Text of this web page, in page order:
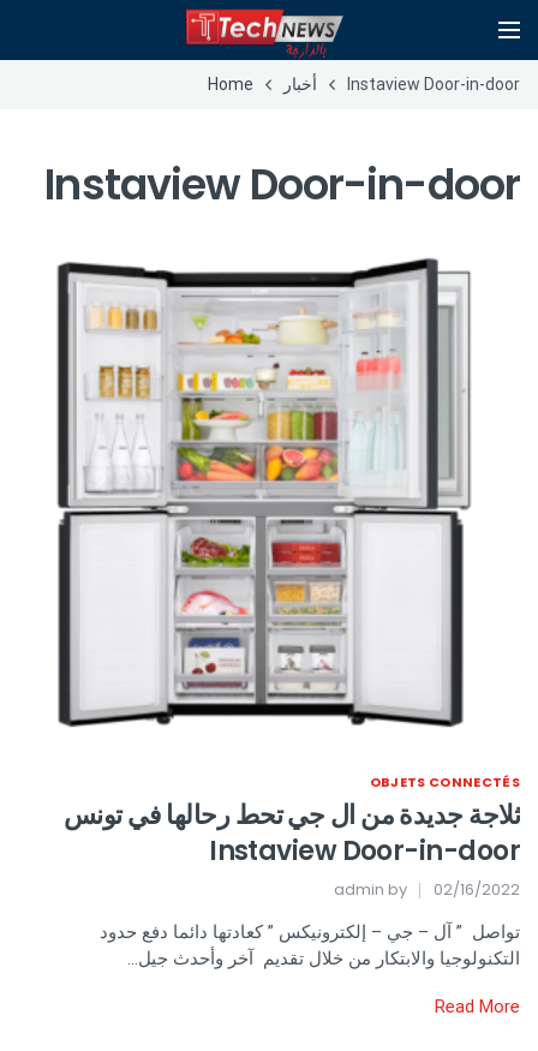
Instaview Door-in-door أخبار Home
Instaview Door-in-door
OBJETS CONNECTÉS
ثلاجة جديدة من ال جي تحط رحالها في تونس
Instaview Door-in-door
02/16/2022
admin
تواصل ” آل – جي – إلكترونيكس ” كعادتها دائما دفع حدود
التكنولوجيا والابتكار من خلال تقديم آخر وأحدث جيل…
Read More